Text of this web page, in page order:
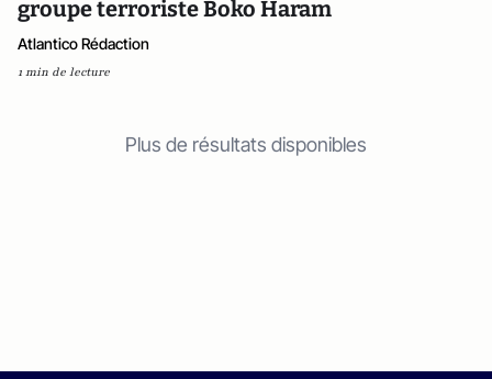
groupe terroriste Boko Haram
Atlantico Rédaction
1 min de lecture
Plus de résultats disponibles